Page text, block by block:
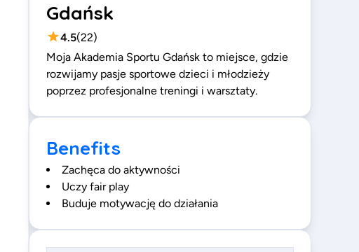
Gdańsk
4.5(22)
Moja Akademia Sportu Gdańsk to miejsce, gdzie
rozwijamy pasje sportowe dzieci i młodzieży
poprzez profesjonalne treningi i warsztaty.
Benefits
Zachęca do aktywności
Uczy fair play
Buduje motywację do działania